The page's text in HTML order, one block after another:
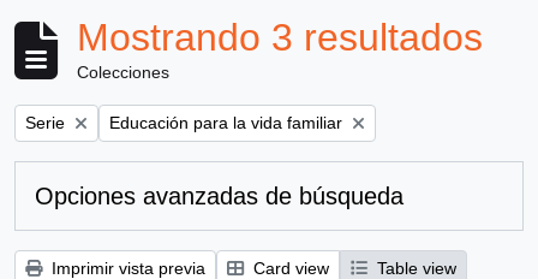
Mostrando 3 resultados
Colecciones
Remove filter:
Serie Remove filter:
Educación para la vida familiar
Opciones avanzadas de búsqueda
Imprimir vista previa Card view
Table view